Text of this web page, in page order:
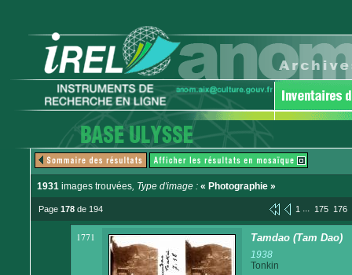
1931 images trouvées, Type d'image : « Photographie »
Page 178 de 194 1 ... 175 176
1771 Tamdao (Tam Dao)
1938
Tonkin